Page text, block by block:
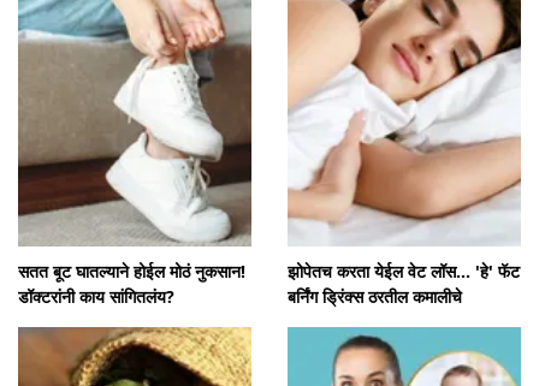
सतत बूट घातल्याने होईल मोठं नुकसान!
डॉक्टरांनी काय सांगितलंय?
झोपेतच करता येईल वेट लॉस... 'हे' फॅट
बर्निंग ड्रिंक्स ठरतील कमालीचे